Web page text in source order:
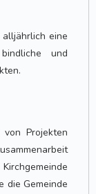
eine
und
Projekten
die Gemeinde